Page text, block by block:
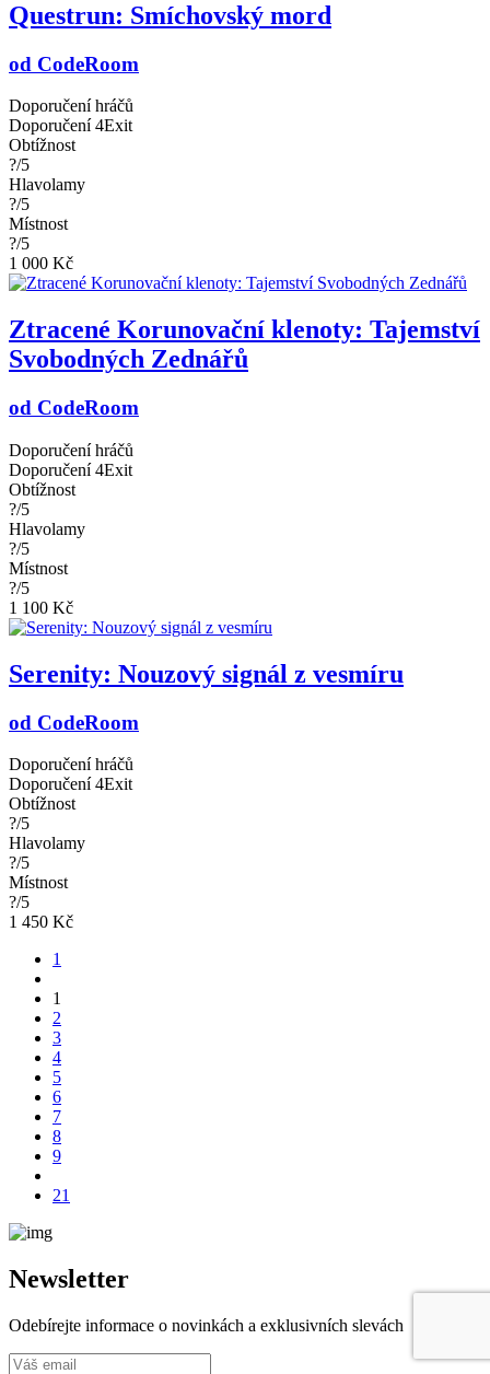
Questrun: Smíchovský mord
od CodeRoom
Doporučení hráčů
Doporučení 4Exit
Obtížnost
?/5
Hlavolamy
?/5
Místnost
?/5
1 000 Kč
Ztracené Korunovační klenoty: Tajemství
Svobodných Zednářů
od CodeRoom
Doporučení hráčů
Doporučení 4Exit
Obtížnost
?/5
Hlavolamy
?/5
Místnost
?/5
1 100 Kč
Serenity: Nouzový signál z vesmíru
od CodeRoom
Doporučení hráčů
Doporučení 4Exit
Obtížnost
?/5
Hlavolamy
?/5
Místnost
?/5
1 450 Kč
1
1
2
3
4
5
6
7
8
9
21
Newsletter
Odebírejte informace o novinkách a exklusivních slevách